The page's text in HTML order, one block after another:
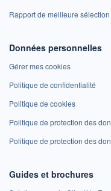
Rapport de meilleure
Données personnelles
Gérer mes cookies
Politique de confidentialité
Politique de cookies
Politique de protection des
Politique de protection des
Guides et brochures